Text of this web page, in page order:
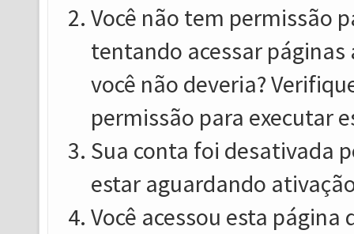
Você não tem permissão
tentando acessar
você não deveria?
permissão para executar
Sua conta foi desativada
estar aguardando
Você acessou esta